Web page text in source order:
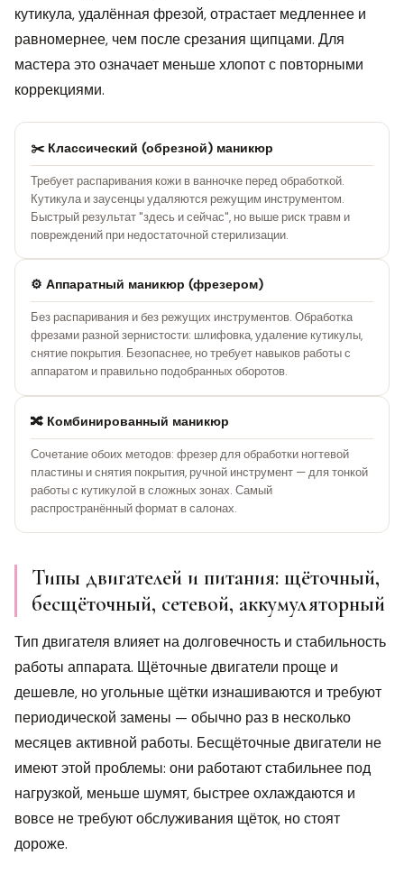
кутикула, удалённая фрезой, отрастает медленнее и
равномернее, чем после срезания щипцами. Для
мастера это означает меньше хлопот с повторными
коррекциями.
✂️ Классический (обрезной) маникюр
Требует распаривания кожи в ванночке перед обработкой.
Кутикула и заусенцы удаляются режущим инструментом.
Быстрый результат "здесь и сейчас", но выше риск травм и
повреждений при недостаточной стерилизации.
⚙️ Аппаратный маникюр (фрезером)
Без распаривания и без режущих инструментов. Обработка
фрезами разной зернистости: шлифовка, удаление кутикулы,
снятие покрытия. Безопаснее, но требует навыков работы с
аппаратом и правильно подобранных оборотов.
🔀 Комбинированный маникюр
Сочетание обоих методов: фрезер для обработки ногтевой
пластины и снятия покрытия, ручной инструмент — для тонкой
работы с кутикулой в сложных зонах. Самый
распространённый формат в салонах.
Типы двигателей и питания: щёточный,
бесщёточный, сетевой, аккумуляторный
Тип двигателя влияет на долговечность и стабильность
работы аппарата. Щёточные двигатели проще и
дешевле, но угольные щётки изнашиваются и требуют
периодической замены — обычно раз в несколько
месяцев активной работы. Бесщёточные двигатели не
имеют этой проблемы: они работают стабильнее под
нагрузкой, меньше шумят, быстрее охлаждаются и
вовсе не требуют обслуживания щёток, но стоят
дороже.